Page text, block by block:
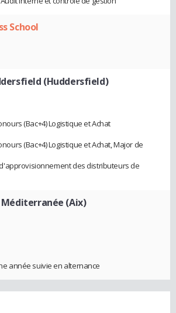
School
(Huddersfield)
(Bac+4) Logistique et Achat
(Bac+4) Logistique et Achat, Major de
des distributeurs de
(Aix)
année suivie en alternance